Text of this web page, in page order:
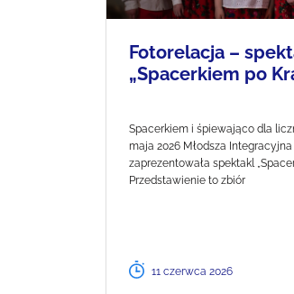
Fotorelacja –
„Spacerkiem po
Spacerkiem i śpiewająco dla
maja 2026 Młodsza
zaprezentowała spektakl
Przedstawienie to zbiór
11 czerwca 2026